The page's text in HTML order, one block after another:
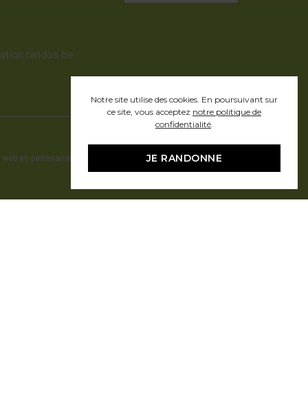
randos.be
web en partenariat avec Pragmacom - hosting by Pragmacom
Notre site utilise des cookies. En poursuivant sur
ce site, vous acceptez notre politique de
confidentialité.
JE RANDONNE